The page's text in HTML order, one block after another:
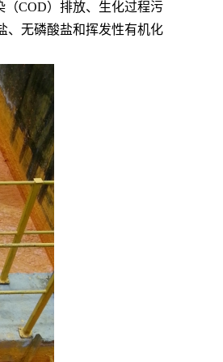
COD）排放、生化过程污
、无磷酸盐和挥发性有机化